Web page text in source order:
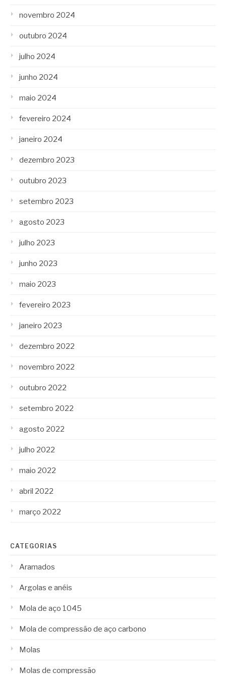
novembro 2024
outubro 2024
julho 2024
junho 2024
maio 2024
fevereiro 2024
janeiro 2024
dezembro 2023
outubro 2023
setembro 2023
agosto 2023
julho 2023
junho 2023
maio 2023
fevereiro 2023
janeiro 2023
dezembro 2022
novembro 2022
outubro 2022
setembro 2022
agosto 2022
julho 2022
maio 2022
abril 2022
março 2022
CATEGORIAS
Aramados
Argolas e anéis
Mola de aço 1045
Mola de compressão de aço carbono
Molas
Molas de compressão